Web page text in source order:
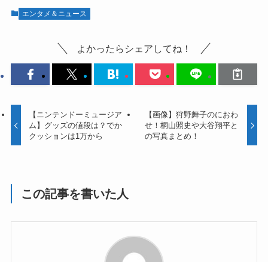
エンタメ＆ニュース
よかったらシェアしてね！
【ニンテンドーミュージア
ム】グッズの値段は？でか
クッションは1万から
【画像】狩野舞子のにおわ
せ！桐山照史や大谷翔平と
の写真まとめ！
この記事を書いた人